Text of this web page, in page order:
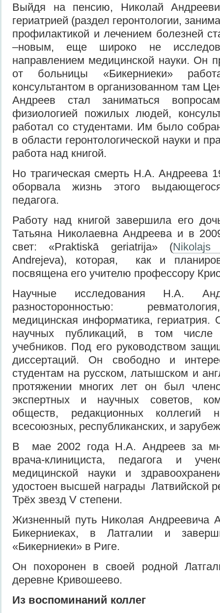
Выйдя на пенсию, Николай
гериатрией (раздел геронтологии,
профилактикой и лечением болезней
–новым, еще широко не
направлением медицинской науки. Он
от больницы «Бикерниеки»
консультантом в организованном там
Андреев стал заниматься
физиологией пожилых людей,
работал со студентами. Им было
в области геронтологической науки и
работа над книгой.
Но трагическая смерть Н.А. Андреева
оборвала жизнь этого
педагога.
Работу над книгой завершила его
Татьяна Николаевна Андреева и в
свет: «Praktiskā geriatrija» (Nikolajs
Andrejeva), которая, как и
посвящена его учителю профессору
Научные исследования Н.А.
разносторонностью:
медицинская информатика, гериатрия.
научных публикаций, в том
учебников. Под его руководством
диссертаций. Он свободно и
студентам на русском, латышском и
протяжении многих лет он был
экспертных и научных советов,
обществ, редакционных коллегий
всесоюзных, республиканских, и
В мае 2002 года Н.А. Андреев за
врача-клинициста, педагога и
медицинской науки и
удостоен высшей награды Латвийской
Трёх звезд V степени.
Жизненный путь Николая Андреевича
Бикерниеках, в Латгалии и
«Бикерниеки» в Риге.
Он похоронен в своей родной
деревне Кривошеево.
Из воспоминаний коллег